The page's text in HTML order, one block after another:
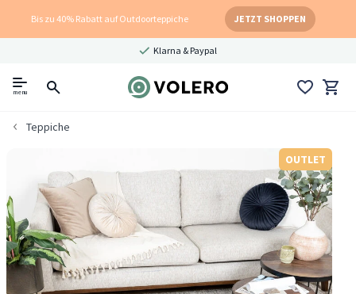
Bis zu 40% Rabatt auf Outdoorteppiche JETZT SHOPPEN
Klarna & Paypal
menu
Teppiche
OUTLET